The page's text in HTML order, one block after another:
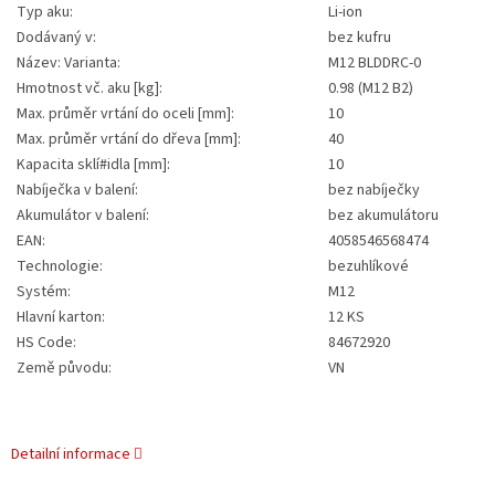
Typ aku:
Li-ion
Dodávaný v:
bez kufru
Název: Varianta:
M12 BLDDRC-0
Hmotnost vč. aku [kg]:
0.98 (M12 B2)
Max. průměr vrtání do oceli [mm]:
10
Max. průměr vrtání do dřeva [mm]:
40
Kapacita sklí#idla [mm]:
10
Nabíječka v balení:
bez nabíječky
Akumulátor v balení:
bez akumulátoru
EAN:
4058546568474
Technologie:
bezuhlíkové
Systém:
M12
Hlavní karton:
12 KS
HS Code:
84672920
Země původu:
VN
Detailní informace